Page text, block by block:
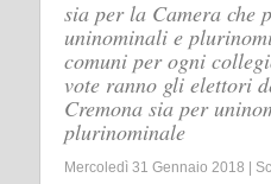
sia per la Camera che
uninominali e
comuni per ogni
vote ranno gli elettori
Cremona sia per
plurinominale
Mercoledì 31 Gennaio 2018